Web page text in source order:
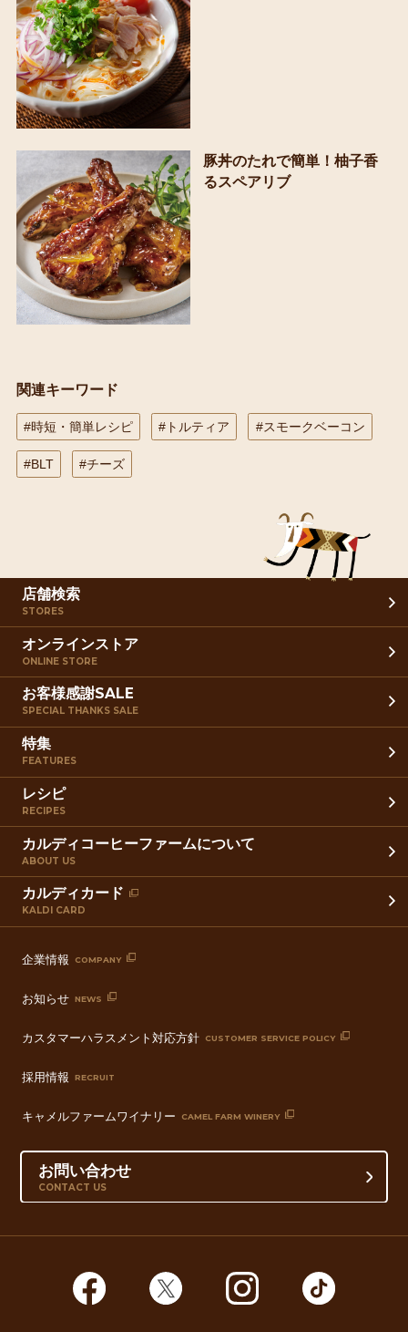
豚丼のたれで簡単！柚子香
るスペアリブ
関連キーワード
#時短・簡単レシピ #トルティア #スモークベーコン
#BLT #チーズ
店舗検索
STORES
オンラインストア
ONLINE STORE
お客様感謝SALE
SPECIAL THANKS SALE
特集
FEATURES
レシピ
RECIPES
カルディコーヒーファームについて
ABOUT US
カルディカード
KALDI CARD
企業情報 COMPANY
お知らせ NEWS
カスタマーハラスメント対応方針 CUSTOMER SERVICE POLICY
採用情報 RECRUIT
キャメルファームワイナリー CAMEL FARM WINERY
お問い合わせ
CONTACT US